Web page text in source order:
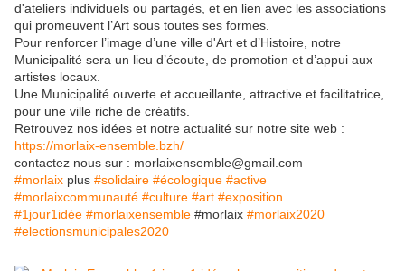
d'ateliers individuels ou partagés, et en lien avec les associations
qui promeuvent l’Art sous toutes ses formes.
Pour renforcer l’image d’une ville d'Art et d’Histoire, notre
Municipalité sera un lieu d’écoute, de promotion et d’appui aux
artistes locaux.
Une Municipalité ouverte et accueillante, attractive et facilitatrice,
pour une ville riche de créatifs.
Retrouvez nos idées et notre actualité sur notre site web :
https://morlaix-ensemble.bzh/
contactez nous sur : morlaixensemble@gmail.com
#morlaix plus #solidaire #écologique #active
#morlaixcommunauté #culture #art #exposition
#1jour1idée #morlaixensemble #morlaix #morlaix2020
#electionsmunicipales2020